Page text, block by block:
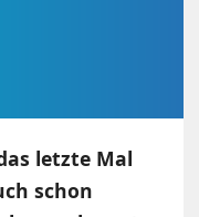
letzte Mal
schon